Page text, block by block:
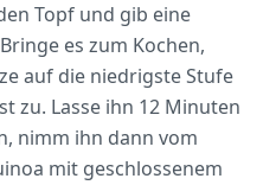
Topf und gib eine
es zum Kochen,
auf die niedrigste Stufe
zu. Lasse ihn 12 Minuten
nimm ihn dann vom
mit geschlossenem